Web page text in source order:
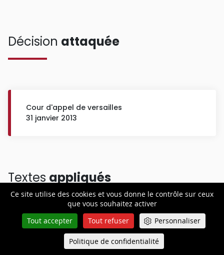
Ce site utilise des cookies et vous donne le contrôle sur ceux
que vous souhaitez activer
Tout accepter
Tout refuser Personnaliser
Politique de confidentialité
Décision attaquée
Cour d'appel de versailles
31 janvier 2013
Textes appliqués
articles L. 2143-1, L. 2411-2 et L. 2411-3 du code du
Queue-Fair